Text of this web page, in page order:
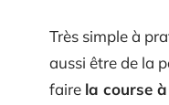
Très simple à
aussi être de la
faire la course